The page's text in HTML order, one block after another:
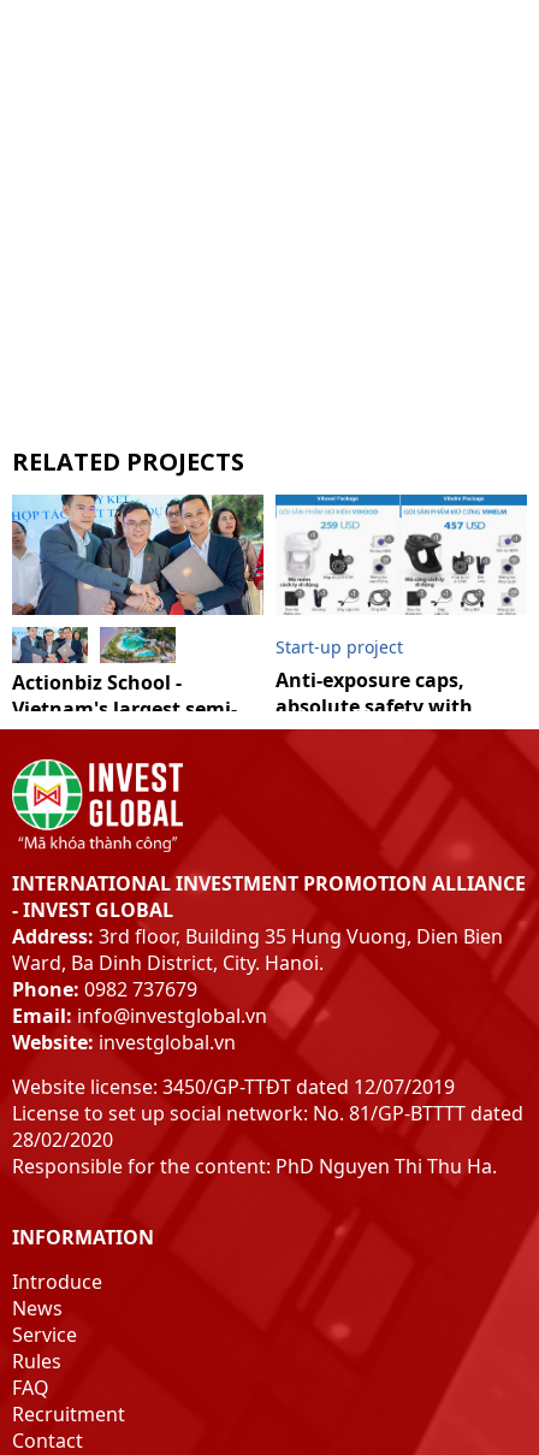
RELATED PROJECTS
Actionbiz School -
Vietnam's largest semi-
natural school film
Start-up project
Anti-exposure caps,
absolute safety with
Covid
INTERNATIONAL INVESTMENT PROMOTION ALLIANCE
- INVEST GLOBAL
Address: 3rd floor, Building 35 Hung Vuong, Dien Bien
Ward, Ba Dinh District, City. Hanoi.
Phone: 0982 737679
Email: info@investglobal.vn
Website: investglobal.vn
Website license: 3450/GP-TTĐT dated 12/07/2019
License to set up social network: No. 81/GP-BTTTT dated
28/02/2020
Responsible for the content: PhD Nguyen Thi Thu Ha.
INFORMATION
Introduce
News
Service
Rules
FAQ
Recruitment
Contact